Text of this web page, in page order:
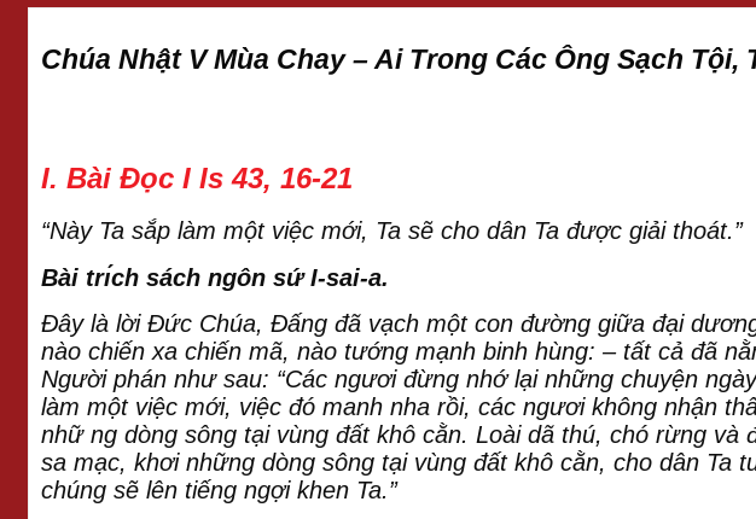
Chúa Nhật V Mùa Chay – Ai Trong Các Ông Sạch
I. Bài Ðọc I Is 43, 16-21
“Này Ta sắp làm một việc mới, Ta sẽ cho dân Ta được giải thoát.”
Bài trı́ch sách ngôn sứ I-sai-a.
Đây là lời Đức Chúa, Đấng đã vạch một con đường giữa đại
nào chiến xa chiến mã, nào tướng mạnh binh hùng: – tất cả đã
Người phán như sau: “Các ngươi đừng nhớ lại những chuyện
làm một việc mới, việc đó manh nha rồi, các ngươi không nhận
nhữ ng dòng sông tại vùng đất khô cằn. Loài dã thú, chó rừng và
sa mạc, khơi những dòng sông tại vùng đất khô cằn, cho dân Ta
chúng sẽ lên tiếng ngợi khen Ta.”